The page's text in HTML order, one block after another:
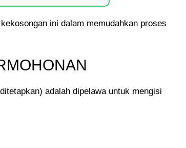
ini dalam memudahkan proses
adalah dipelawa untuk mengisi